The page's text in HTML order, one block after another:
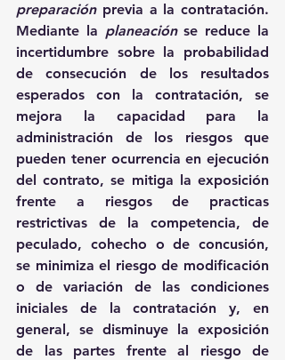
preparación previa a la contratación.
Mediante la planeación se reduce la
incertidumbre sobre la probabilidad
de consecución de los resultados
esperados con la contratación, se
mejora la capacidad para la
administración de los riesgos que
pueden tener ocurrencia en ejecución
del contrato, se mitiga la exposición
frente a riesgos de practicas
restrictivas de la competencia, de
peculado, cohecho o de concusión,
se minimiza el riesgo de modificación
o de variación de las condiciones
iniciales de la contratación y, en
general, se disminuye la exposición
de las partes frente al riesgo de